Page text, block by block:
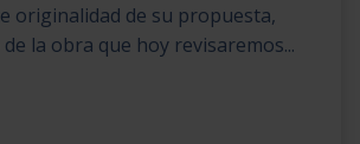
originalidad de su propuesta,
la obra que hoy revisaremos...